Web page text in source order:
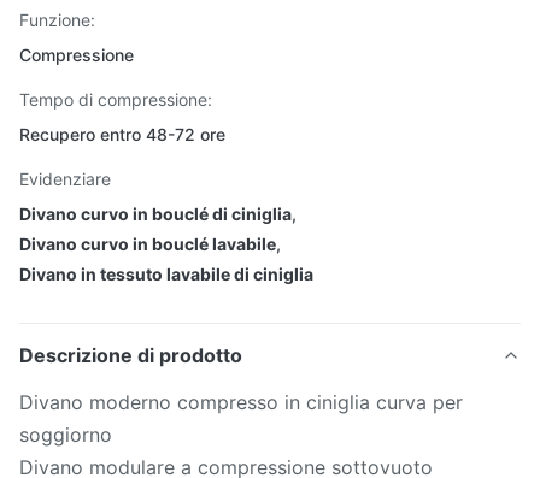
Funzione:
Compressione
Tempo di compressione:
Recupero entro 48-72 ore
Evidenziare
Divano curvo in bouclé di ciniglia,
Divano curvo in bouclé lavabile,
Divano in tessuto lavabile di ciniglia
Descrizione di prodotto
Divano moderno compresso in ciniglia curva per
soggiorno
Divano modulare a compressione sottovuoto